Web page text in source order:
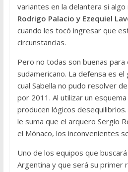
variantes en la delantera si algo
Rodrigo Palacio y Ezequiel
cuando les tocó ingresar que
circunstancias.
Pero no todas son buenas para
sudamericano. La defensa es
cual Sabella no pudo resolver
por 2011. Al utilizar un
producen lógicos
le suma que el arquero Sergio
el Mónaco, los inconvenientes
Uno de los equipos que
Argentina y que será su primer